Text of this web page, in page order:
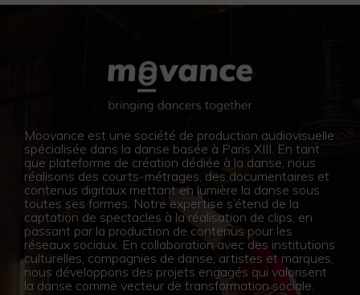
Moovance est une société de production audiovisuelle
spécialisée dans la danse basée à Paris XIII. En tant
que plateforme de création dédiée à la danse, nous
réalisons des courts-métrages, des documentaires et
contenus digitaux mettant en lumière la danse sous
toutes ses formes. Notre expertise s’étend de la
captation de spectacles à la réalisation de clips, en
passant par la production de contenus pour les
réseaux sociaux. En collaboration avec des institutions
culturelles, compagnies de danse, artistes et marques,
nous développons des projets engagés qui valorisent
la danse comme vecteur de transformation sociale.